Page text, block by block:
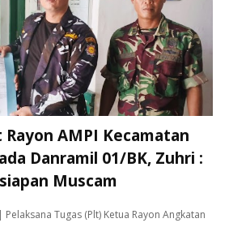
Rayon AMPI Kecamatan
Danramil 01/BK, Zuhri :
Muscam
Pelaksana Tugas (Plt) Ketua Rayon Angkatan